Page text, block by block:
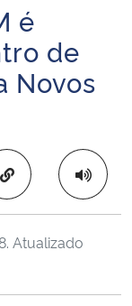
é
de
Novos
Copiar para área
. Atualizado